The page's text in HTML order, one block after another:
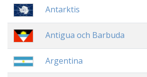
Antarktis
Antigua och Barbuda
Argentina